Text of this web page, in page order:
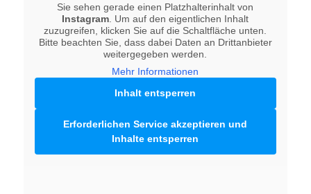
Sie sehen gerade einen Platzhalterinhalt von
Instagram . Um auf den eigentlichen Inhalt
zuzugreifen, klicken Sie auf die Schaltfläche unten.
Bitte beachten Sie, dass dabei Daten an Drittanbieter
weitergegeben werden.
Mehr Informationen
Inhalt entsperren
Erforderlichen Service akzeptieren und
Inhalte entsperren